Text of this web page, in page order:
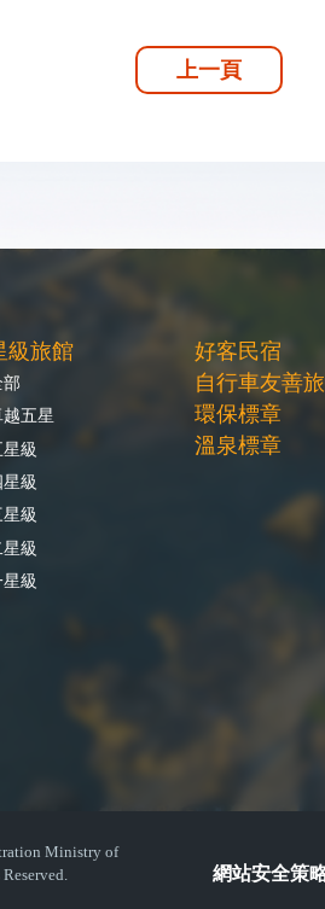
上一頁
級旅館
越五星
級
星級
級
星級
級
好客民宿
自行車友善
環保標章
溫泉標章
Ministry of
網站安全策